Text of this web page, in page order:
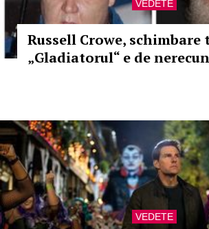
VEDETE
Russell Crowe, schimbare
„Gladiatorul“ e de
VEDETE